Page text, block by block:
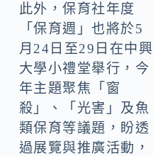
此外，保育社年度
「保育週」也將於5
月24日至29日在中興
大學小禮堂舉行，今
年主題聚焦「窗
殺」、「光害」及魚
類保育等議題，盼透
過展覽與推廣活動，